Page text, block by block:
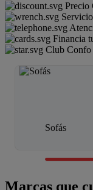
Precio
Financia
Club Confo
Sofás
Marcas que